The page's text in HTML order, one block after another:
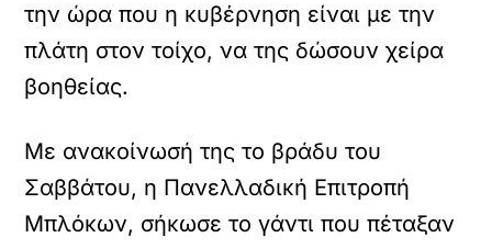
την ώρα που η κυβέρνηση είναι με την
πλάτη στον τοίχο, να της δώσουν χείρα
βοηθείας.
Με ανακοίνωσή της το βράδυ του
Σαββάτου, η Πανελλαδική Επιτροπή
Μπλόκων, σήκωσε το γάντι που πέταξαν